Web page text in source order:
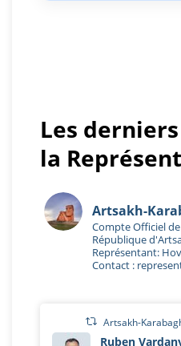
Les
la
Artsakh-
Compte Officiel
République
Représentant:
Contact :
Artsakh-
Ruben